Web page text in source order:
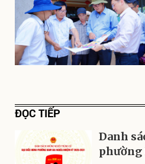
ĐỌC TIẾP
Danh
phường